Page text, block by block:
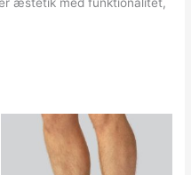
æstetik med funktionalitet,